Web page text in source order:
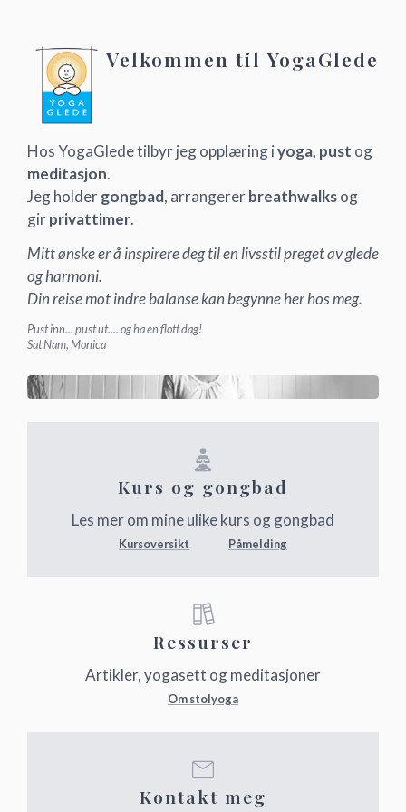
Velkommen til YogaGlede
Hos YogaGlede tilbyr jeg opplæring iyoga, pust og
meditasjon.
Jeg holdergongbad, arrangererbreathwalksog
girprivattimer.
Mitt ønske er å inspirere deg til en livsstil preget av glede
og harmoni.
Din reise mot indre balanse kan begynne her hos meg.
Pust inn... pust ut.... og ha en flott dag!
Sat Nam, Monica
Kurs og gongbad
Les mer om mine ulike kurs og gongbad
Kursoversikt Påmelding
Ressurser
Artikler, yogasett og meditasjoner
Om stolyoga
Kontakt meg